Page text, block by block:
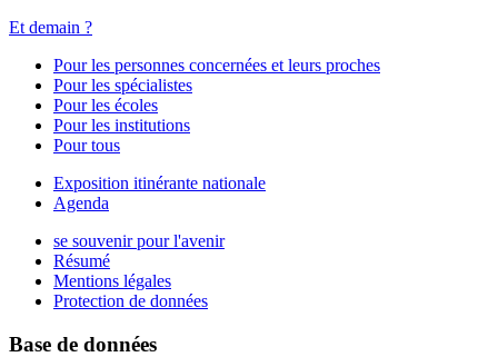
Et demain ?
Pour les personnes concernées et leurs proches
Pour les spécialistes
Pour les écoles
Pour les institutions
Pour tous
Exposition itinérante nationale
Agenda
se souvenir pour l'avenir
Résumé
Mentions légales
Protection de données
Base de données